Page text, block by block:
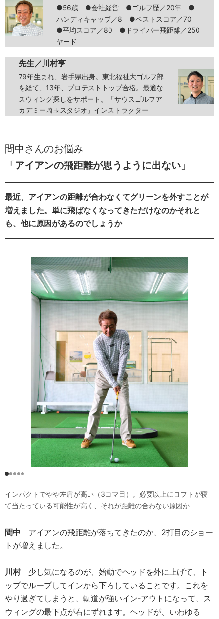
●56歳 ●会社経営 ●ゴルフ歴／20年 ●
ハンディキャップ／8 ●ベストスコア／70
●平均スコア／80 ●ドライバー飛距離／250
ヤード
先生／川村亨
79年生まれ、岩手県出身。東北福祉大ゴルフ部
を経て、13年、プロテストトップ合格。最適な
スウィング探しをサポート。「サウスゴルフア
カデミー埼玉スタジオ」インストラクター
間中さんのお悩み
「アイアンの飛距離が思うように出ない」
最近、アイアンの距離が合わなくてグリーンを外すことが
増えました。単に飛ばなくなってきただけなのかそれと
も、他に原因があるのでしょうか
インパクトでやや左肩が高い（3コマ目）。必要以上にロフトが寝
て当たっている可能性が高く、それが距離の合わない原因か
間中 アイアンの飛距離が落ちてきたのか、2打目のショー
トが増えました。
川村少し気になるのが、始動でヘッドを外に上げて、ト
ップでループしてインから下ろしていることです。これを
やり過ぎてしまうと、軌道が強いイン‐アウトになって、ス
ウィングの最下点が右にずれます。ヘッドが、いわゆる